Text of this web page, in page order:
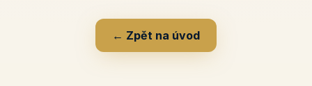
← Zpět na úvod